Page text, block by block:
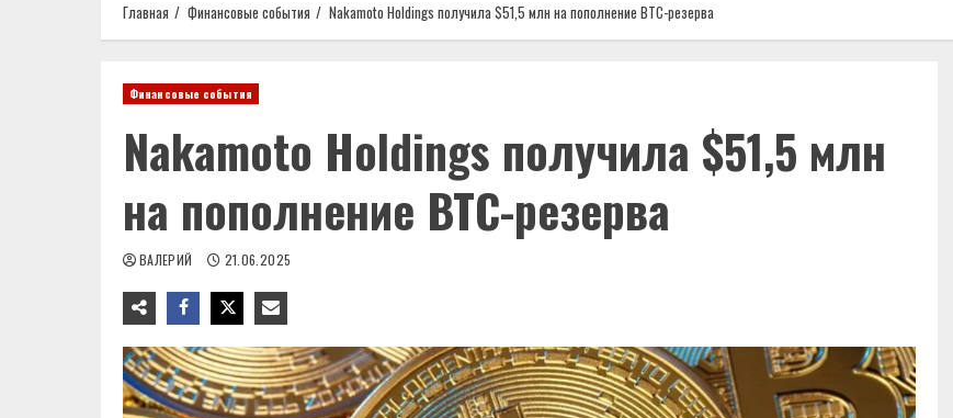
Главная Финансовые события Nakamoto Holdings получила $51,5 млн на пополнение BTC-резерва
Финансовые события
Nakamoto Holdings получила $51,5 млн
на пополнение BTC-резерва
ВАЛЕРИЙ 21.06.2025